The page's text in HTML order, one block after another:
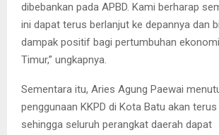
dibebankan pada APBD. Kami berharap
ini dapat terus berlanjut ke depannya dan
dampak positif bagi pertumbuhan
Timur,” ungkapnya.
Sementara itu, Aries Agung Paewai
penggunaan KKPD di Kota Batu akan
sehingga seluruh perangkat daerah dapat